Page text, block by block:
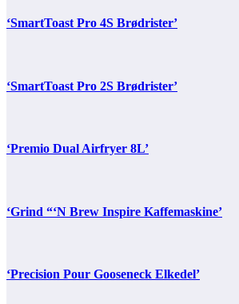
‘SmartToast Pro 4S Brødrister’
‘SmartToast Pro 2S Brødrister’
‘Premio Dual Airfryer 8L’
‘Grind “‘N Brew Inspire Kaffemaskine’
‘Precision Pour Gooseneck Elkedel’